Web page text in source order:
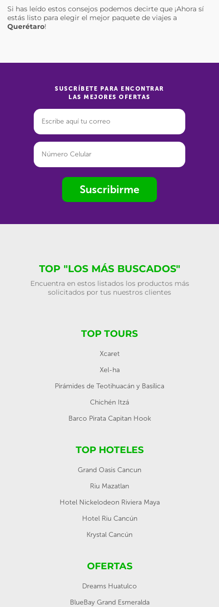
Si has leído estos consejos podemos decirte que ¡Ahora sí
estás listo para elegir el mejor paquete de viajes a
Querétaro!
SUSCRÍBETE PARA ENCONTRAR
LAS MEJORES OFERTAS
Suscribirme
TOP "LOS MÁS BUSCADOS"
Encuentra en estos listados los productos más
solicitados por tus nuestros clientes
TOP TOURS
Xcaret
Xel-ha
Pirámides de Teotihuacán y Basílica
Chichén Itzá
Barco Pirata Capitan Hook
TOP HOTELES
Grand Oasis Cancun
Riu Mazatlan
Hotel Nickelodeon Riviera Maya
Hotel Riu Cancún
Krystal Cancún
OFERTAS
Dreams Huatulco
BlueBay Grand Esmeralda